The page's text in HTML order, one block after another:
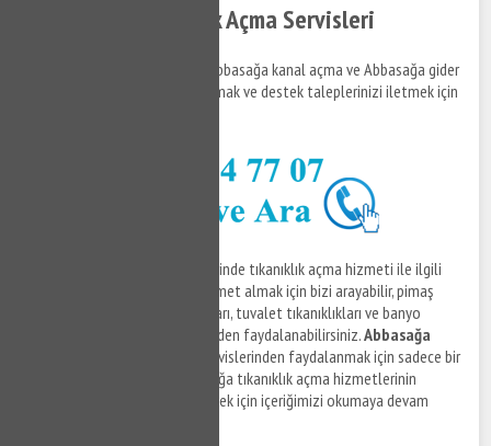
Abbasağa Tıkanıklık Açma Servisleri
Abbasağa tıkanıklık açma ve Abbasağa kanal açma ve Abbasağa gider
açma servisleri ile ilgili bilgi almak ve destek taleplerinizi iletmek için
Abbasağa ve bütün mahallelerinde tıkanıklık açma hizmeti ile ilgili
anlaşmalı servislerimizden hizmet almak için bizi arayabilir, pimaş
tıkanıklıkları, klozet tıkanıklıkları, tuvalet tıkanıklıkları ve banyo
tıkanıklıkları ile ilgili hizmetlerden faydalanabilirsiniz.Abbasağa
ve gider açma servislerinden faydalanmak için sadece bir
telefon uzağınızdayız. Abbasağa tıkanıklık açma hizmetlerinin
kapsamını ve detayları öğrenmek için içeriğimizi okumaya devam